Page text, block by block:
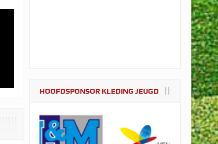
HOOFDSPONSOR KLEDING JEUGD